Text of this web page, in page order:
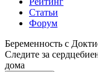
Статьи
Форум
Беременность с
Следите за
дома